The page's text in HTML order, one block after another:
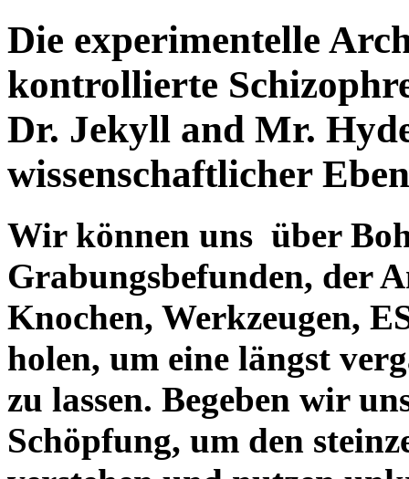
Die experimentelle
kontrollierte
Dr. Jekyll and Mr.
wissenschaftlicher
Wir können uns über
Grabungsbefunden, der
Knochen, Werkzeugen,
holen, um eine längst
zu lassen. Begeben wir
Schöpfung, um den